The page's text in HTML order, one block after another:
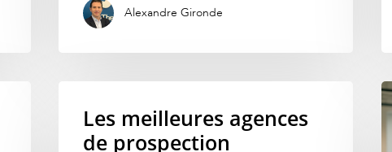
Alexandre Gironde
Les meilleures agences
de prospection